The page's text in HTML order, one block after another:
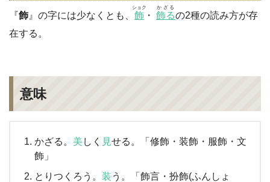
『飾』の字には少なくとも、 飾
ショク
・ 飾る
かざる
の2種の読み方が存
在する。
意味
かざる。 美 しく 見せる。「修飾・装飾・服飾・文
飾」
とりつくろう。 装 う。「飾言・扮飾(ふんしょ